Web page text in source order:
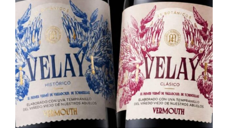
Formulario de acceso protegido por Login Lockdown
Recuérdame
ACCEDER
Ultimas entradas